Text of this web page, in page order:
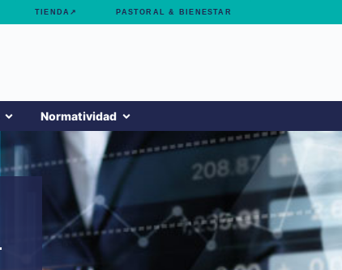
TIENDA↗ PASTORAL & BIENESTAR
Normatividad